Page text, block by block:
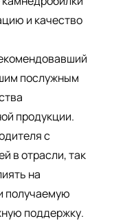
и качество
послужным
продукции.
с
в отрасли, так
на
получаемую
поддержку.